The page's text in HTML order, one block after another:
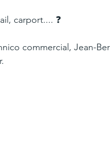
carport.... ❓
commercial, Jean-